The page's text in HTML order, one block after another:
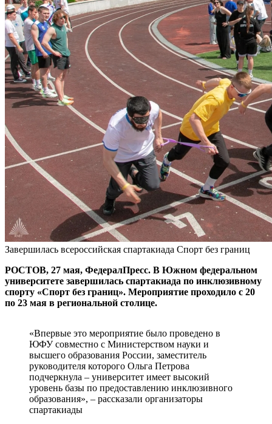
Завершилась всероссийская спартакиада Спорт без границ
РОСТОВ, 27 мая, ФедералПресс. В Южном федеральном
университете завершилась спартакиада по инклюзивному
спорту «Спорт без границ». Мероприятие проходило с 20
по 23 мая в региональной столице.
«Впервые это мероприятие было проведено в
ЮФУ совместно с Министерством науки и
высшего образования России, заместитель
руководителя которого Ольга Петрова
подчеркнула – университет имеет высокий
уровень базы по предоставлению инклюзивного
образования», – рассказали организаторы
спартакиады